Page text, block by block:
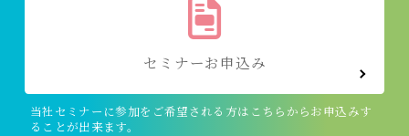
セミナーお申込み
当社セミナーに参加をご希望される方はこちらからお申込みす
ることが出来ます。